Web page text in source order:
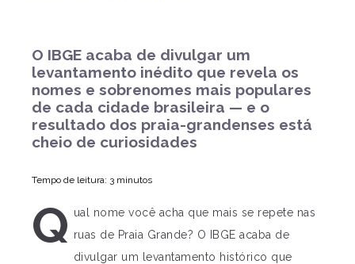
O IBGE acaba de divulgar um
levantamento inédito que revela os
nomes e sobrenomes mais populares
de cada cidade brasileira — e o
resultado dos praia-grandenses está
cheio de curiosidades
Tempo de leitura: 3 minutos
Q ual nome você acha que mais se repete nas
ruas de Praia Grande? O IBGE acaba de
divulgar um levantamento histórico que